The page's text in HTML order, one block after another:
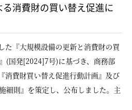
消費財の買い替え促進に
た『大規模設備の更新と消費財の買
(国発[2024]7号)に基づき、商務部
消費財買い替え促進行動計画』及び
細則』を策定し、公布しました。主